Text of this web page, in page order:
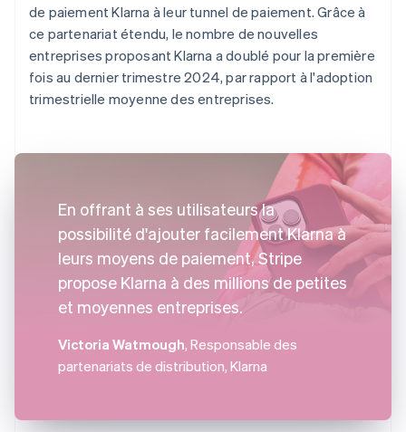
de paiement Klarna à leur tunnel de paiement. Grâce à
ce partenariat étendu, le nombre de nouvelles
entreprises proposant Klarna a doublé pour la première
fois au dernier trimestre 2024, par rapport à l'adoption
trimestrielle moyenne des entreprises.
En offrant à ses utilisateurs la
possibilité d'ajouter facilement Klarna à
leurs moyens de paiement, Stripe
propose Klarna à des millions de petites
et moyennes entreprises.
Victoria Watmough, Responsable des
partenariats de distribution, Klarna